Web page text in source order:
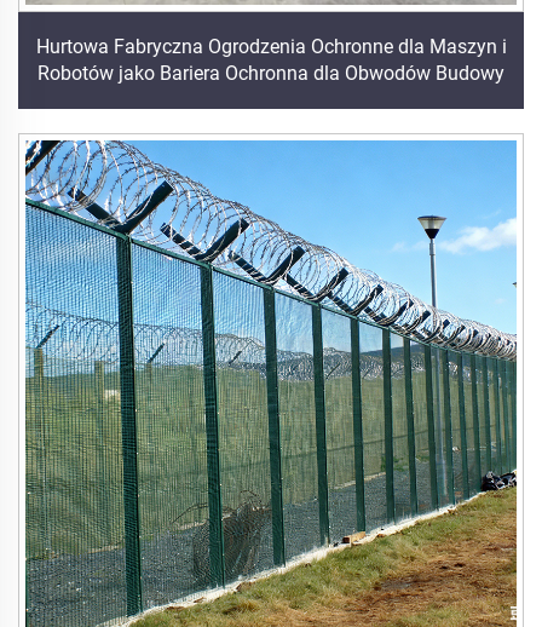
Hurtowa Fabryczna Ogrodzenia Ochronne dla Maszyn i
Robotów jako Bariera Ochronna dla Obwodów Budowy